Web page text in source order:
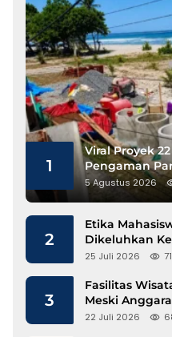
1
Viral Proyek
Pengaman
Gunakan Besi
5 Agustus 2026
2
Etika
Dikeluhkan
25 Juli 2026
3
Fasilitas
Meski
Mengalir
22 Juli 2026